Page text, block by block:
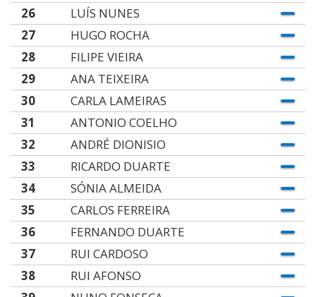
26
LUÍS NUNES
27
HUGO ROCHA
28
FILIPE VIEIRA
29
ANA TEIXEIRA
30
CARLA LAMEIRAS
31
ANTONIO COELHO
32
ANDRÉ DIONISIO
33
RICARDO DUARTE
34
SÓNIA ALMEIDA
35
CARLOS FERREIRA
36
FERNANDO DUARTE
37
RUI CARDOSO
38
RUI AFONSO